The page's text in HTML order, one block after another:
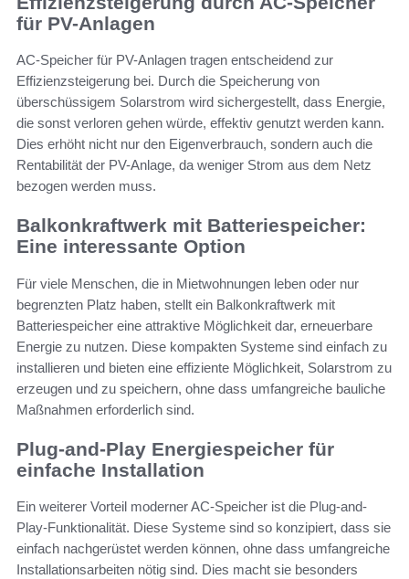
für PV-Anlagen
AC-Speicher für PV-Anlagen tragen entscheidend zur
Effizienzsteigerung bei. Durch die Speicherung von
überschüssigem Solarstrom wird sichergestellt, dass Energie,
die sonst verloren gehen würde, effektiv genutzt werden kann.
Dies erhöht nicht nur den Eigenverbrauch, sondern auch die
Rentabilität der PV-Anlage, da weniger Strom aus dem Netz
bezogen werden muss.
Balkonkraftwerk mit Batteriespeicher:
Eine interessante Option
Für viele Menschen, die in Mietwohnungen leben oder nur
begrenzten Platz haben, stellt ein Balkonkraftwerk mit
Batteriespeicher eine attraktive Möglichkeit dar, erneuerbare
Energie zu nutzen. Diese kompakten Systeme sind einfach zu
installieren und bieten eine effiziente Möglichkeit, Solarstrom zu
erzeugen und zu speichern, ohne dass umfangreiche bauliche
Maßnahmen erforderlich sind.
Plug-and-Play Energiespeicher für
einfache Installation
Ein weiterer Vorteil moderner AC-Speicher ist die Plug-and-
Play-Funktionalität. Diese Systeme sind so konzipiert, dass sie
einfach nachgerüstet werden können, ohne dass umfangreiche
Installationsarbeiten nötig sind. Dies macht sie besonders